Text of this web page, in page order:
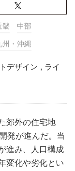
畿 中部
州・沖縄
デザイン , ライ
郊外の住宅地
発が進んだ。当
進み、人口構成
変化や劣化とい